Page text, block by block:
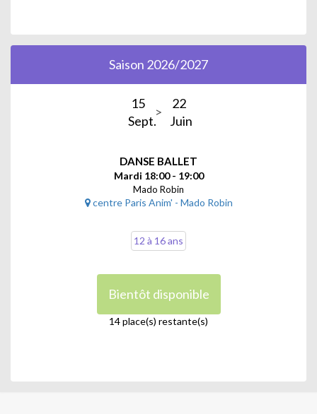
Saison 2026/2027
15
Sept.
22
Juin
DANSE BALLET
Mardi 18:00 - 19:00
Mado Robin
centre Paris Anim' - Mado Robin
12 à 16 ans
Bientôt disponible
14 place(s) restante(s)